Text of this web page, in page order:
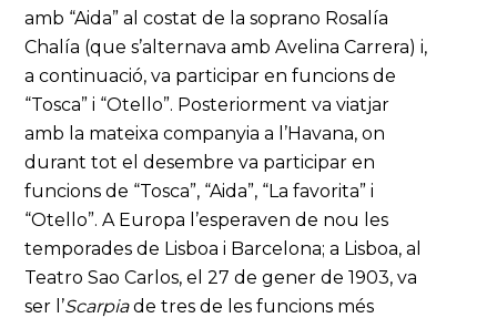
amb “Aida” al costat de la soprano Rosalía
Chalía (que s’alternava amb Avelina Carrera) i,
a continuació, va participar en funcions de
“Tosca” i “Otello”. Posteriorment va viatjar
amb la mateixa companyia a l’Havana, on
durant tot el desembre va participar en
funcions de “Tosca”, “Aida”, “La favorita” i
“Otello”. A Europa l’esperaven de nou les
temporades de Lisboa i Barcelona; a Lisboa, al
Teatro Sao Carlos, el 27 de gener de 1903, va
ser l’Scarpiade tres de les funcions més